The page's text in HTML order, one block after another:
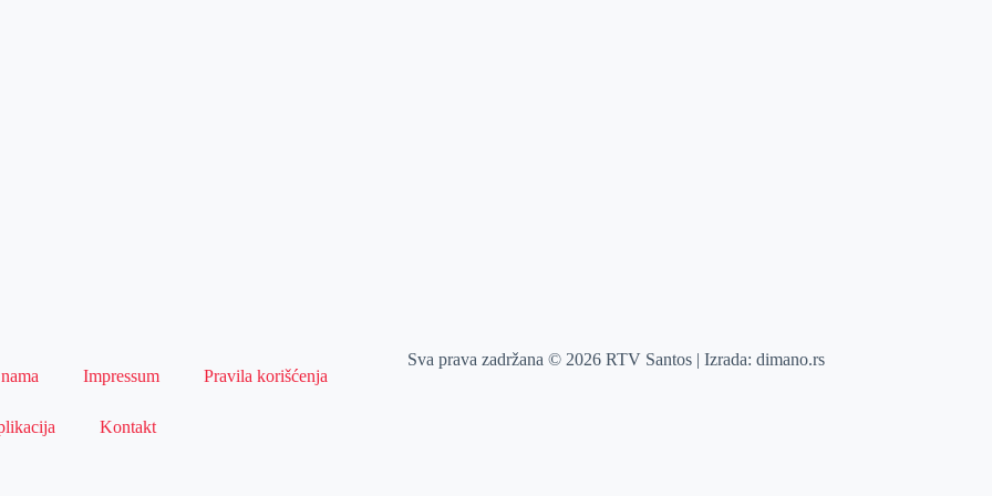
Impressum Pravila korišćenja
Kontakt
Sva prava zadržana © 2026 RTV Santos | Izrada:dimano.rs